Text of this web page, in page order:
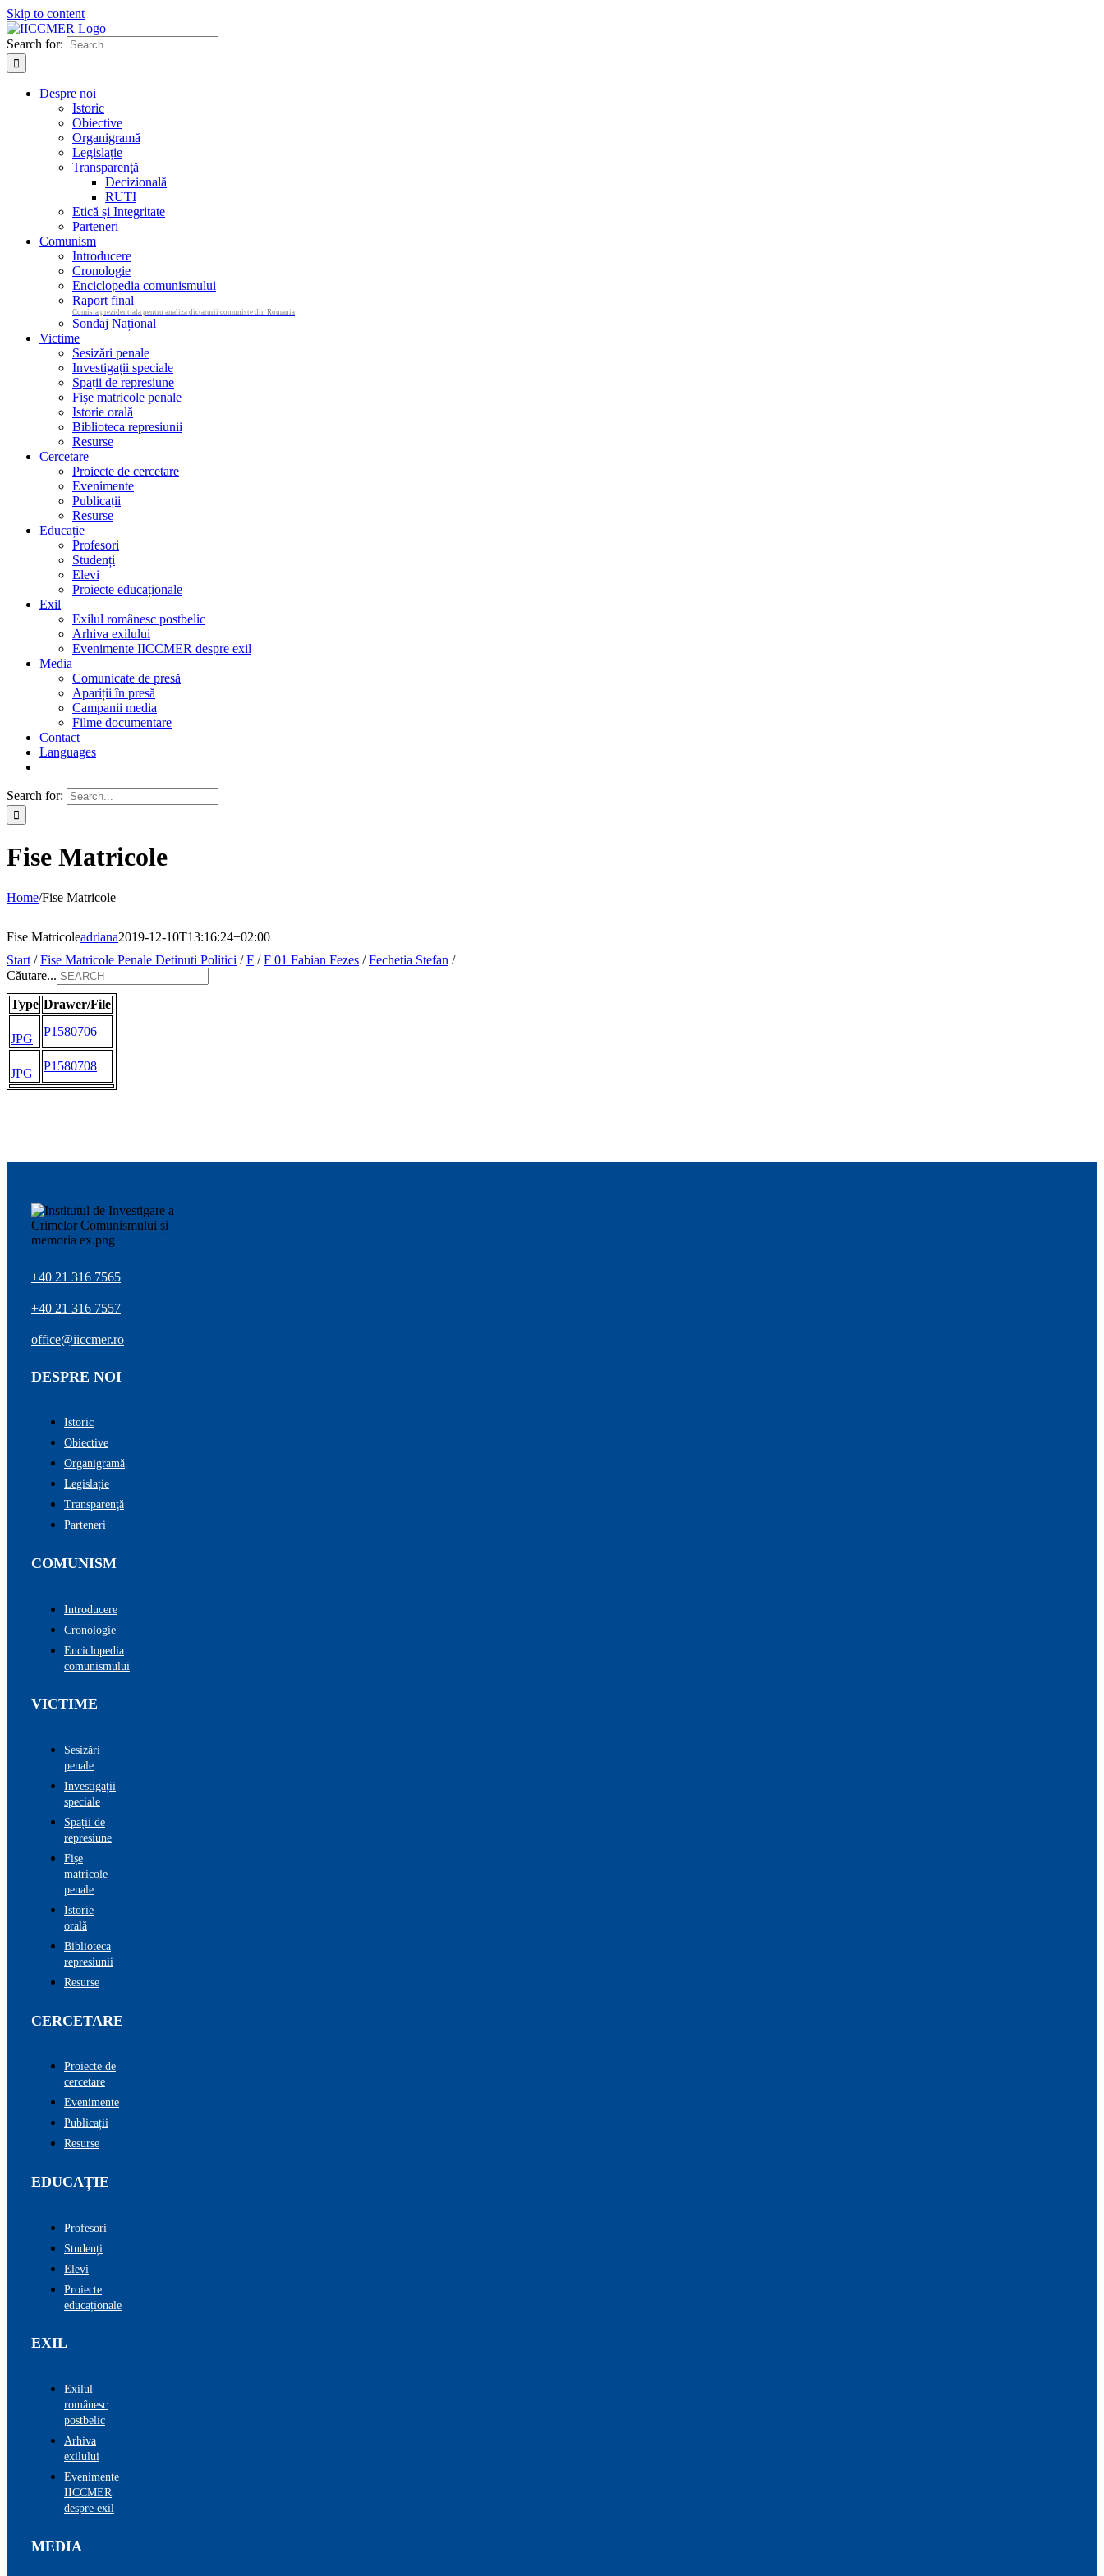
Skip to content
Search for:
Despre noi
Istoric
Obiective
Organigramă
Legislație
Transparenţă
Decizională
RUTI
Etică și Integritate
Parteneri
Comunism
Introducere
Cronologie
Enciclopedia comunismului
Raport final
Comisia prezidentiala pentru analiza dictaturii comuniste din Romania
Sondaj Național
Victime
Sesizări penale
Investigații speciale
Spații de represiune
Fișe matricole penale
Istorie orală
Biblioteca represiunii
Resurse
Cercetare
Proiecte de cercetare
Evenimente
Publicații
Resurse
Educație
Profesori
Studenți
Elevi
Proiecte educaționale
Exil
Exilul românesc postbelic
Arhiva exilului
Evenimente IICCMER despre exil
Media
Comunicate de presă
Apariții în presă
Campanii media
Filme documentare
Contact
Languages
Search for:
Fise Matricole
Home/Fise Matricole
Fise Matricoleadriana2019-12-10T13:16:24+02:00
Start /Fise Matricole Penale Detinuti Politici /F /F 01 Fabian Fezes /Fechetia Stefan /
Căutare...
Type Drawer/File
JPG
P1580706
JPG
P1580708
+40 21 316 7565
+40 21 316 7557
office@iiccmer.ro
DESPRE NOI
Istoric
Obiective
Organigramă
Legislație
Transparenţă
Parteneri
COMUNISM
Introducere
Cronologie
Enciclopedia
comunismului
VICTIME
Sesizări
penale
Investigații
speciale
Spații de
represiune
Fișe
matricole
penale
Istorie
orală
Biblioteca
represiunii
Resurse
CERCETARE
Proiecte de
cercetare
Evenimente
Publicații
Resurse
EDUCAȚIE
Profesori
Studenți
Elevi
Proiecte
educaționale
EXIL
Exilul
românesc
postbelic
Arhiva
exilului
Evenimente
IICCMER
despre exil
MEDIA